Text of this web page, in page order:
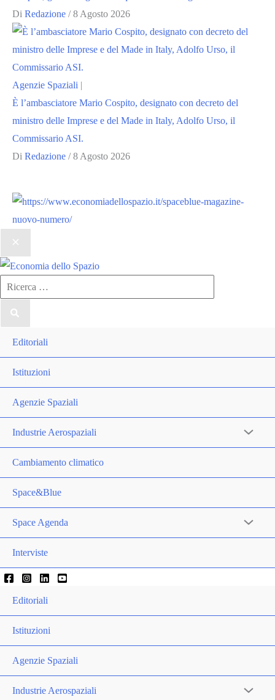
Di Redazione /8 Agosto 2026
Agenzie Spaziali |
È l’ambasciatore Mario Cospito, designato con decreto del
ministro delle Imprese e del Made in Italy, Adolfo Urso, il
Commissario ASI.
Di Redazione /8 Agosto 2026
Ricerca
per:
Editoriali
Istituzioni
Agenzie Spaziali
Industrie Aerospaziali
Cambiamento climatico
Space&Blue
Space Agenda
Interviste
Editoriali
Istituzioni
Agenzie Spaziali
Industrie Aerospaziali